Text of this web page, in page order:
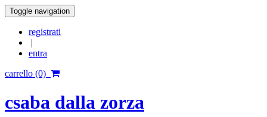
Toggle navigation
registrati
|
entra
carrello (0)
csaba dalla zorza